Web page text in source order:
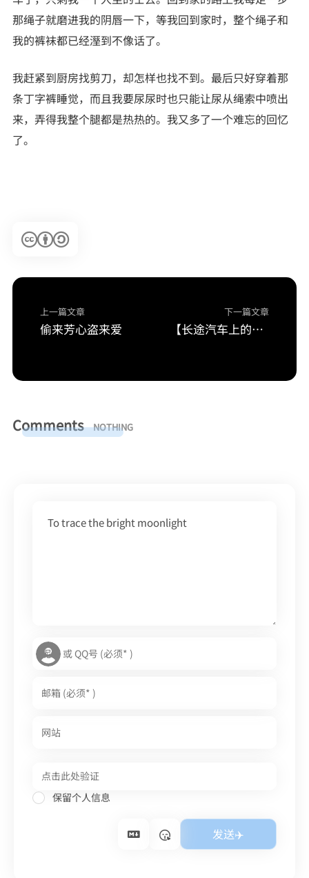
那绳子就磨进我的阴唇一下，等我回到家时，整个绳子和
我的裤袜都已经溼到不像话了。
我赶紧到厨房找剪刀，却怎样也找不到。最后只好穿着那
条丁字裤睡觉，而且我要尿尿时也只能让尿从绳索中喷出
来，弄得我整个腿都是热热的。我又多了一个难忘的回忆
了。
上一篇文章
偷来芳心盗来爱
下一篇文章
【长途汽车上的轮干】【
Comments NOTHING
To trace the bright moonlight
保留个人信息